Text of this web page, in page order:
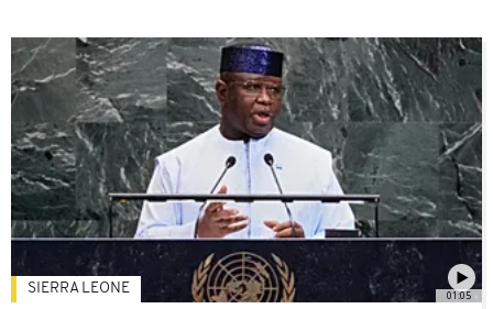
01:05
SIERRA LEONE